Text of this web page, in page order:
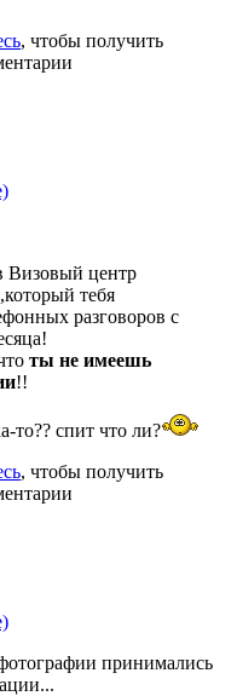
, чтобы получить
Визовый центр
тебя
разговоров с
ты не имеешь
!!
то?? спит что ли?
, чтобы получить
принимались